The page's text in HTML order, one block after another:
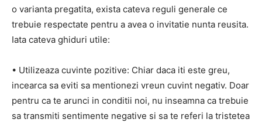
o varianta pregatita, exista cateva reguli generale ce
trebuie respectate pentru a avea o invitatie nunta reusita.
Iata cateva ghiduri utile:
• Utilizeaza cuvinte pozitive: Chiar daca iti este greu,
incearca sa eviti sa mentionezi vreun cuvint negativ. Doar
pentru ca te arunci in conditii noi, nu inseamna ca trebuie
sa transmiti sentimente negative si sa te referi la tristetea